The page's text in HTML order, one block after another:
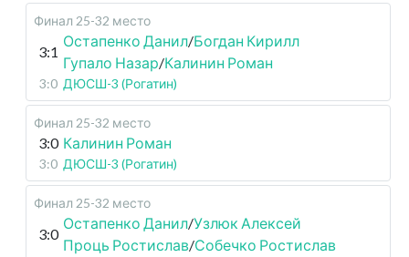
Финал 25-32 место
3:1
Остапенко Данил/Богдан Кирилл
Гупало Назар/Калинин Роман
3:0 ДЮСШ-3 (Рогатин)
Финал 25-32 место
3:0 Калинин Роман
3:0 ДЮСШ-3 (Рогатин)
Финал 25-32 место
3:0
Остапенко Данил/Узлюк Алексей
Проць Ростислав/Собечко Ростислав